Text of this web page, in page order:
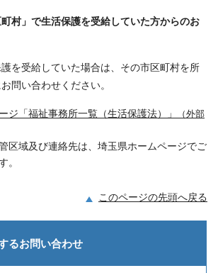
村」で生活保護を受給していた方からのお
を受給していた場合は、その市区町村を所
問い合わせください。
ジ「福祉事務所一覧（生活保護法）」
（外部
区域及び連絡先は、埼玉県ホームページでご
。
このページの先頭へ戻る
るお問い合わせ